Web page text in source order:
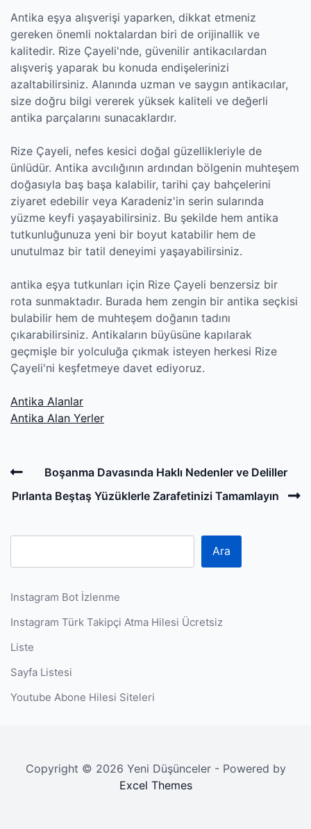
Antika eşya alışverişi yaparken, dikkat etmeniz
gereken önemli noktalardan biri de orijinallik ve
kalitedir. Rize Çayeli'nde, güvenilir antikacılardan
alışveriş yaparak bu konuda endişelerinizi
azaltabilirsiniz. Alanında uzman ve saygın antikacılar,
size doğru bilgi vererek yüksek kaliteli ve değerli
antika parçalarını sunacaklardır.
Rize Çayeli, nefes kesici doğal güzellikleriyle de
ünlüdür. Antika avcılığının ardından bölgenin muhteşem
doğasıyla baş başa kalabilir, tarihi çay bahçelerini
ziyaret edebilir veya Karadeniz'in serin sularında
yüzme keyfi yaşayabilirsiniz. Bu şekilde hem antika
tutkunluğunuza yeni bir boyut katabilir hem de
unutulmaz bir tatil deneyimi yaşayabilirsiniz.
antika eşya tutkunları için Rize Çayeli benzersiz bir
rota sunmaktadır. Burada hem zengin bir antika seçkisi
bulabilir hem de muhteşem doğanın tadını
çıkarabilirsiniz. Antikaların büyüsüne kapılarak
geçmişle bir yolculuğa çıkmak isteyen herkesi Rize
Çayeli'ni keşfetmeye davet ediyoruz.
Antika Alanlar
Antika Alan Yerler
Post
navigation
Previous
Post
Boşanma Davasında Haklı Nedenler ve Deliller
Pırlanta Beştaş Yüzüklerle Zarafetinizi Tamamlayın
Ara
Instagram Bot İzlenme
Instagram Türk Takipçi Atma Hilesi Ücretsiz
Liste
Sayfa Listesi
Youtube Abone Hilesi Siteleri
Copyright © 2026 Yeni Düşünceler - Powered by
Excel Themes